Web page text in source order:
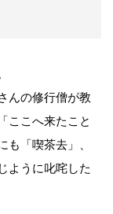
んの修行僧が教
ここへ来たこと
も「喫茶去」、
ように叱咤した